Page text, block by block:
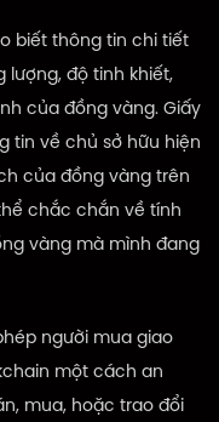
biết thông tin chi tiết
lượng, độ tinh khiết,
của đồng vàng. Giấy
tin về chủ sở hữu hiện
của đồng vàng trên
chắc chắn về tính
vàng mà mình đang
người mua giao
một cách an
mua, hoặc trao đổi